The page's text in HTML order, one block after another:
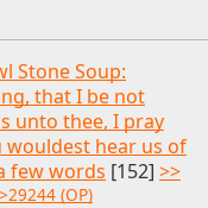
Stone Soup:
that I be not
unto thee, I pray
hear us of
few words [152] >>
(OP)